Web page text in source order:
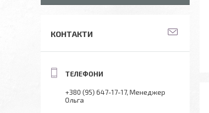
КОНТАКТИ
+380 (95) 647-17-17 Менеджер
Ольга